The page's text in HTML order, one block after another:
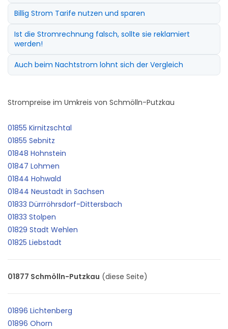
Billig Strom Tarife nutzen und sparen
Ist die Stromrechnung falsch, sollte sie reklamiert
werden!
Auch beim Nachtstrom lohnt sich der Vergleich
Strompreise im Umkreis von Schmölln-Putzkau
01855 Kirnitzschtal
01855 Sebnitz
01848 Hohnstein
01847 Lohmen
01844 Hohwald
01844 Neustadt in Sachsen
01833 Dürrröhrsdorf-Dittersbach
01833 Stolpen
01829 Stadt Wehlen
01825 Liebstadt
01877 Schmölln-Putzkau (diese Seite)
01896 Lichtenberg
01896 Ohorn